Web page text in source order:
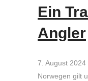
Ein
Angler
7. August 2024
Norwegen gilt